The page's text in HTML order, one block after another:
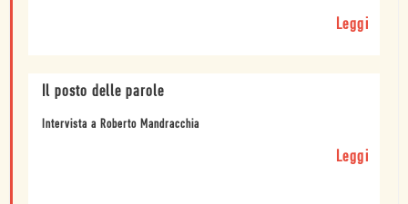
Leggi
Il posto delle parole
Intervista a Roberto Mandracchia
Leggi